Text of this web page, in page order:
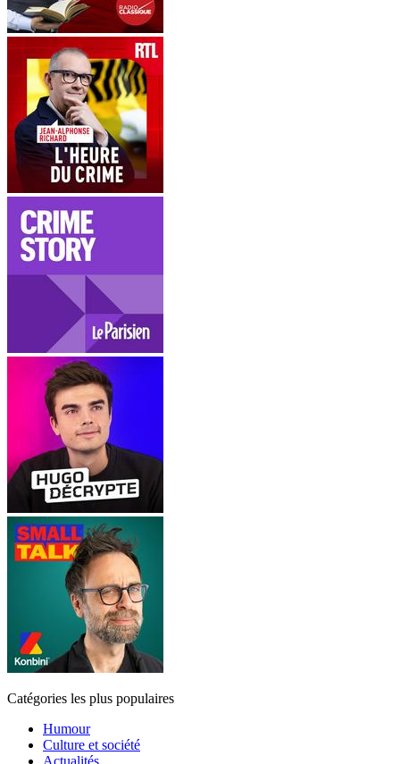
Catégories les plus populaires
Humour
Culture et société
Actualités